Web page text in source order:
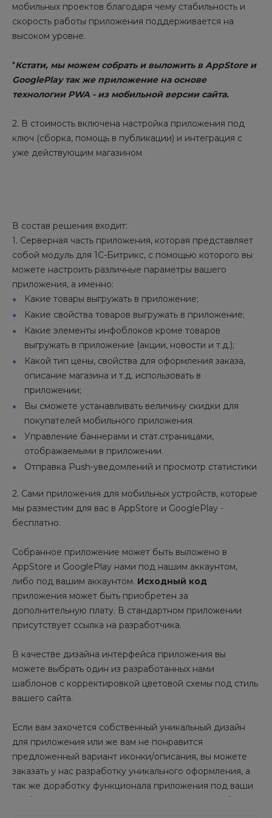
мобильных проектов благодаря чему стабильность и
скорость работы приложения поддерживается на
высоком уровне.
*Кстати, мы можем собрать и выложить в AppStore и
GooglePlay так же приложение на основе
технологии PWA - из мобильной версии сайта.
2. В стоимость включена настройка приложения под
ключ (сборка, помощь в публикации) и интеграция с
уже действующим магазином
В состав решения входит:
1. Серверная часть приложения, которая представляет
собой модуль для 1С-Битрикс, с помощью которого вы
можете настроить различные параметры вашего
приложения, а именно:
Какие товары выгружать в приложение;
Какие свойства товаров выгружать в приложение;
Какие элементы инфоблоков кроме товаров
выгружать в приложение (акции, новости и т.д.);
Какой тип цены, свойства для оформления заказа,
описание магазина и т.д. использовать в
приложении;
Вы сможете устанавливать величину скидки для
покупателей мобильного приложения.
Управление баннерами и стат.страницами,
отображаемыми в приложении.
Отправка Push-уведомлений и просмотр статистики
2. Сами приложения для мобильных устройств, которые
мы разместим для вас в AppStore и GooglePlay -
бесплатно.
Собранное приложение может быть выложено в
AppStore и GooglePlay нами под нашим аккаунтом,
либо под вашим аккаунтом. Исходный код
приложения может быть приобретен за
дополнительную плату. В стандартном приложении
присутствует ссылка на разработчика.
В качестве дизайна интерфейса приложения вы
можете выбрать один из разработанных нами
шаблонов с корректировкой цветовой схемы под стиль
вашего сайта.
Если вам захочется собственный уникальный дизайн
для приложения или же вам не понравится
предложенный вариант иконки/описания, вы можете
заказать у нас разработку уникального оформления, а
так же доработку функционала приложения под ваши
требования за отдельную плату. Данные услуги будут